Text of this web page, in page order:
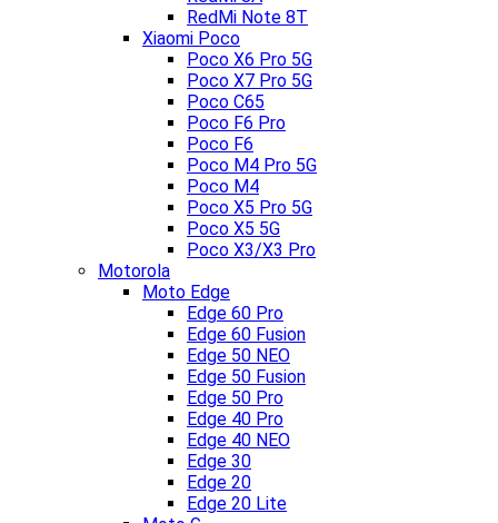
RedMi Note 8T
Xiaomi Poco
Poco X6 Pro 5G
Poco X7 Pro 5G
Poco C65
Poco F6 Pro
Poco F6
Poco M4 Pro 5G
Poco M4
Poco X5 Pro 5G
Poco X5 5G
Poco X3/X3 Pro
Motorola
Moto Edge
Edge 60 Pro
Edge 60 Fusion
Edge 50 NEO
Edge 50 Fusion
Edge 50 Pro
Edge 40 Pro
Edge 40 NEO
Edge 30
Edge 20
Edge 20 Lite